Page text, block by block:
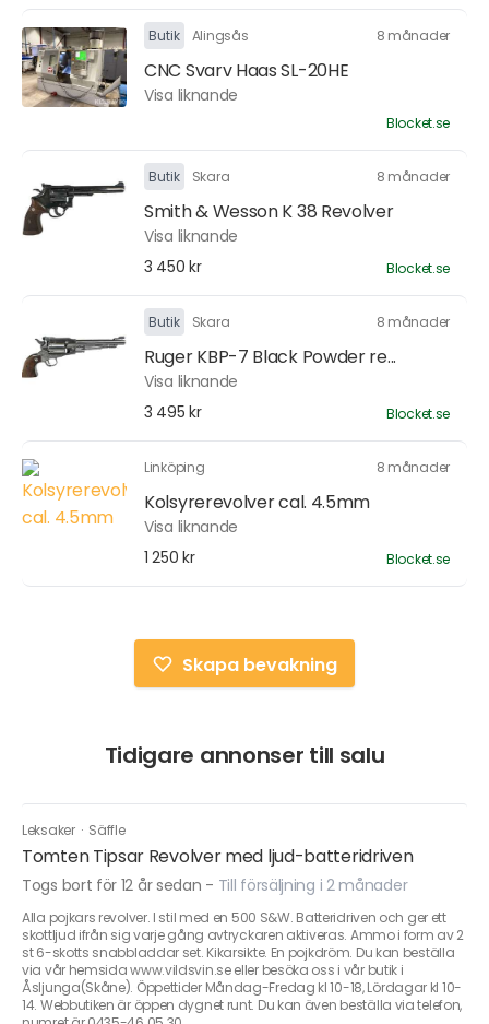
Butik Alingsås 8 månader
CNC Svarv Haas SL-20HE
Visa liknande
Blocket.se
Butik Skara 8 månader
Smith & Wesson K 38 Revolver
Visa liknande
3 450 kr
Blocket.se
Butik Skara 8 månader
Ruger KBP-7 Black Powder re...
Visa liknande
3 495 kr
Blocket.se
Linköping 8 månader
Kolsyrerevolver cal. 4.5mm
Visa liknande
1 250 kr
Blocket.se
Skapa bevakning
Tidigare annonser till salu
Leksaker · Säffle
Tomten Tipsar Revolver med ljud-batteridriven
Togs bort för 12 år sedan - Till försäljning i 2 månader
Alla pojkars revolver. I stil med en 500 S&W. Batteridriven och ger ett
skottljud ifrån sig varje gång avtryckaren aktiveras. Ammo i form av 2
st 6-skotts snabbladdar set. Kikarsikte. En pojkdröm. Du kan beställa
via vår hemsida www.vildsvin.se eller besöka oss i vår butik i
Åsljunga(Skåne). Öppettider Måndag-Fredag kl 10-18, Lördagar kl 10-
14. Webbutiken är öppen dygnet runt. Du kan även beställa via telefon,